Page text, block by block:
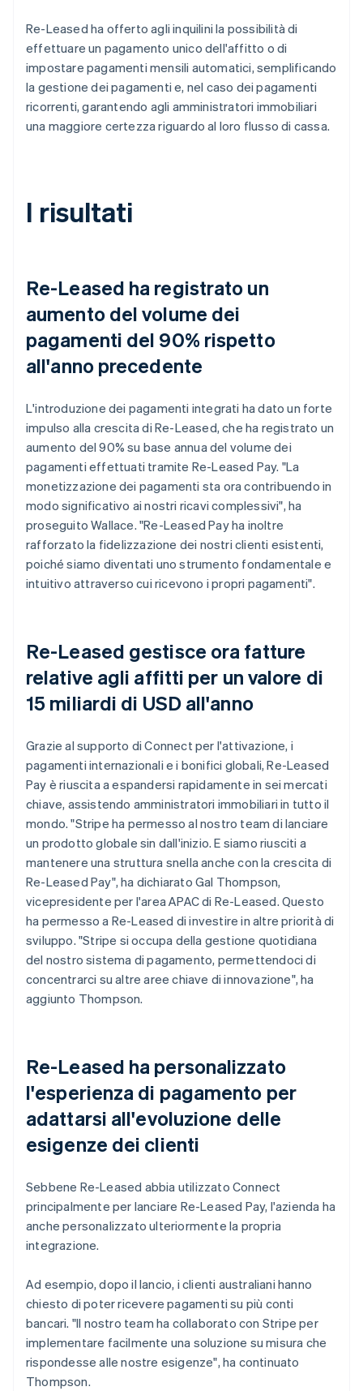
Re-Leased ha offerto agli inquilini la possibilità di
effettuare un pagamento unico dell'affitto o di
impostare pagamenti mensili automatici, semplificando
la gestione dei pagamenti e, nel caso dei pagamenti
ricorrenti, garantendo agli amministratori immobiliari
una maggiore certezza riguardo al loro flusso di cassa.
I risultati
Re-Leased ha registrato un
aumento del volume dei
pagamenti del 90% rispetto
all'anno precedente
L'introduzione dei pagamenti integrati ha dato un forte
impulso alla crescita di Re-Leased, che ha registrato un
aumento del 90% su base annua del volume dei
pagamenti effettuati tramite Re-Leased Pay. "La
monetizzazione dei pagamenti sta ora contribuendo in
modo significativo ai nostri ricavi complessivi", ha
proseguito Wallace. "Re-Leased Pay ha inoltre
rafforzato la fidelizzazione dei nostri clienti esistenti,
poiché siamo diventati uno strumento fondamentale e
intuitivo attraverso cui ricevono i propri pagamenti".
Re-Leased gestisce ora fatture
relative agli affitti per un valore di
15 miliardi di USD all'anno
Grazie al supporto di Connect per l'attivazione, i
pagamenti internazionali e i bonifici globali, Re-Leased
Pay è riuscita a espandersi rapidamente in sei mercati
chiave, assistendo amministratori immobiliari in tutto il
mondo. "Stripe ha permesso al nostro team di lanciare
un prodotto globale sin dall'inizio. E siamo riusciti a
mantenere una struttura snella anche con la crescita di
Re-Leased Pay", ha dichiarato Gal Thompson,
vicepresidente per l'area APAC di Re-Leased. Questo
ha permesso a Re-Leased di investire in altre priorità di
sviluppo. "Stripe si occupa della gestione quotidiana
del nostro sistema di pagamento, permettendoci di
concentrarci su altre aree chiave di innovazione", ha
aggiunto Thompson.
Re-Leased ha personalizzato
l'esperienza di pagamento per
adattarsi all'evoluzione delle
esigenze dei clienti
Sebbene Re-Leased abbia utilizzato Connect
principalmente per lanciare Re-Leased Pay, l'azienda ha
anche personalizzato ulteriormente la propria
integrazione.
Ad esempio, dopo il lancio, i clienti australiani hanno
chiesto di poter ricevere pagamenti su più conti
bancari. "Il nostro team ha collaborato con Stripe per
implementare facilmente una soluzione su misura che
rispondesse alle nostre esigenze", ha continuato
Thompson.